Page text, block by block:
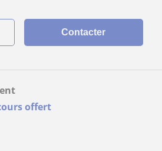
Contacter
offert